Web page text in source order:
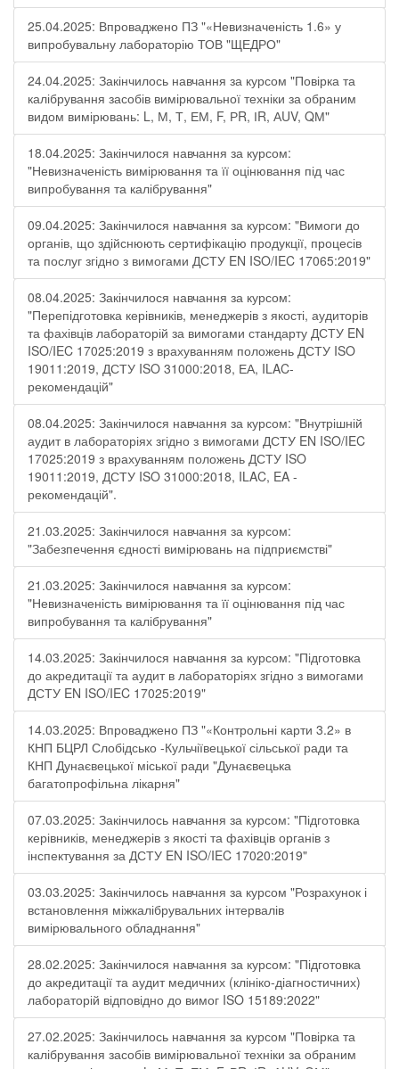
25.04.2025: Впроваджено ПЗ "«Невизначеність 1.6» у
випробувальну лабораторію ТОВ "ЩЕДРО"
24.04.2025: Закінчилось навчання за курсом "Повірка та
калібрування засобів вимірювальної техніки за обраним
видом вимірювань: L, М, Т, ЕМ, F, РR, ІR, АUV, QМ"
18.04.2025: Закінчилося навчання за курсом:
"Невизначеність вимірювання та її оцінювання під час
випробування та калібрування"
09.04.2025: Закінчилося навчання за курсом: "Вимоги до
органів, що здійснюють сертифікацію продукції, процесів
та послуг згідно з вимогами ДСТУ EN ISO/IEC 17065:2019"
08.04.2025: Закінчилося навчання за курсом:
"Перепідготовка керівників, менеджерів з якості, аудиторів
та фахівців лабораторій за вимогами стандарту ДСТУ EN
ISO/IEC 17025:2019 з врахуванням положень ДСТУ ISO
19011:2019, ДСТУ ISO 31000:2018, ЕА, ILAC-
рекомендацій"
08.04.2025: Закінчилося навчання за курсом: "Внутрішній
аудит в лабораторіях згідно з вимогами ДСТУ EN ISO/IEC
17025:2019 з врахуванням положень ДСТУ ISO
19011:2019, ДСТУ ISO 31000:2018, ILAC, EA -
рекомендацій".
21.03.2025: Закінчилося навчання за курсом:
"Забезпечення єдності вимірювань на підприємстві"
21.03.2025: Закінчилося навчання за курсом:
"Невизначеність вимірювання та її оцінювання під час
випробування та калібрування"
14.03.2025: Закінчилося навчання за курсом: "Підготовка
до акредитації та аудит в лабораторіях згідно з вимогами
ДСТУ EN ISO/IEC 17025:2019"
14.03.2025: Впроваджено ПЗ "«Контрольні карти 3.2» в
КНП БЦРЛ Слобідсько -Кульчіївецької сільської ради та
КНП Дунаєвецької міської ради "Дунаєвецька
багатопрофільна лікарня"
07.03.2025: Закінчилось навчання за курсом: "Підготовка
керівників, менеджерів з якості та фахівців органів з
інспектування за ДСТУ EN ISO/IEC 17020:2019"
03.03.2025: Закінчилось навчання за курсом "Розрахунок і
встановлення міжкалібрувальних інтервалів
вимірювального обладнання"
28.02.2025: Закінчилося навчання за курсом: "Підготовка
до акредитації та аудит медичних (клініко-діагностичних)
лабораторій відповідно до вимог ISO 15189:2022"
27.02.2025: Закінчилось навчання за курсом "Повірка та
калібрування засобів вимірювальної техніки за обраним